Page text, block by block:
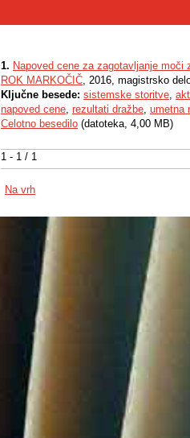
1 - 1 / 1
1. Napoved cene za zagotavljanje
ROK MARKOČIČ, 2016, magistrsko
Ključne besede: sistemske storitve,
napoved cene, rezultati dražbe, umetna
Celotno besedilo (datoteka, 4,00 MB)
Na vrh